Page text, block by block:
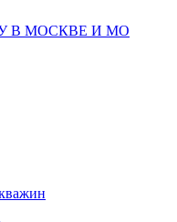
В МОСКВЕ И МО